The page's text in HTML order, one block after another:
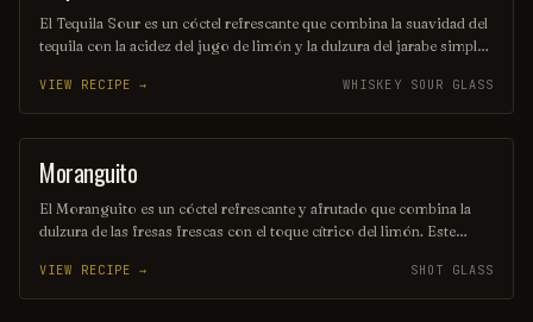
El Tequila Sour es un cóctel refrescante que combina la suavidad del
tequila con la acidez del jugo de limón y la dulzura del jarabe simple.
con una rodaja de limón o una cereza. Su equilibrio entre sabores
cítricos y el característico toque del tequila lo convierte en una
opción ideal para cualquier ocasión.
VIEW RECIPE → WHISKEY SOUR GLASS
SHOT
Moranguito
El Moranguito es un cóctel refrescante y afrutado que combina la
dulzura de las fresas frescas con el toque cítrico del limón. Este
creando una experiencia vibrante y veraniega en cada sorbo. Ideal
para disfrutar en una tarde soleada, el Moranguito es una celebración
VIEW RECIPE → SHOT GLASS